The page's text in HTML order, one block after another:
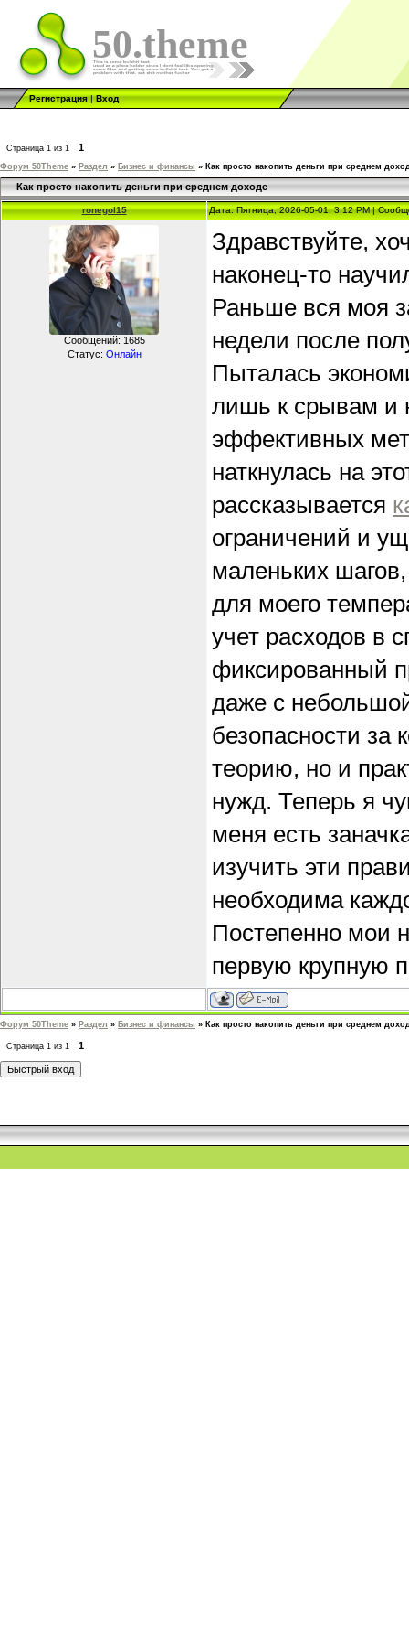
50.theme
Регистрация|Вход
Страница 1 из 1 1
Форум 50Theme » Раздел » Бизнес и финансы » Как просто накопить деньги при среднем
Как просто накопить деньги при среднем доходе
ronegol15 Дата: Пятница, 2026-05-01, 3:12 PM |
Сообщений: 1685
Статус: Онлайн
Здравствуйте,
наконец-то
Раньше вся моя
недели после
Пыталась
лишь к срывам и
эффективных
наткнулась на
рассказывается
ограничений и
маленьких
для моего
учет расходов в
фиксированный
даже с
безопасности за
теорию, но и
нужд. Теперь я
меня есть
изучить эти
необходима
Постепенно мои
первую крупную
Форум 50Theme » Раздел » Бизнес и финансы » Как просто накопить деньги при среднем
Страница 1 из 1 1